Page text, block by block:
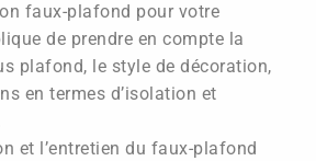
faux-plafond pour votre
de prendre en compte la
plafond, le style de décoration,
en termes d’isolation et
et l’entretien du faux-plafond